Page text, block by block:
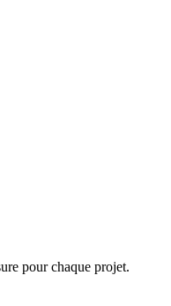
pour chaque projet.